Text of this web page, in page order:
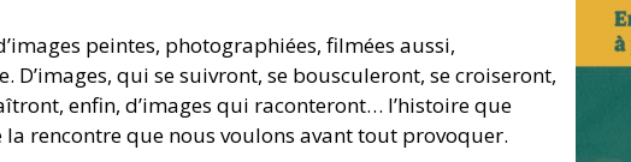
peintes, photographiées, filmées aussi,
D’images, qui se suivront, se bousculeront, se croiseront,
enfin, d’images qui raconteront… l’histoire que
rencontre que nous voulons avant tout provoquer.